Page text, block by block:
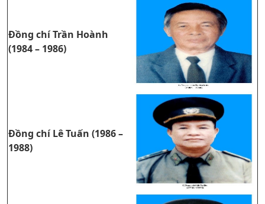
Đồng chí Trần Hoành
(1984 – 1986)
Đồng chí Lê Tuấn (1986 –
1988)